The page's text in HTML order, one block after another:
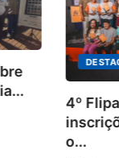
4º
o...